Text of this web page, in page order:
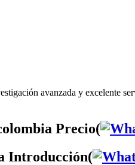
avanzada y excelente
Precio(
Introducción(